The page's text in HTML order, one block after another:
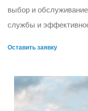
выбор и
службы и
Оставить заявку